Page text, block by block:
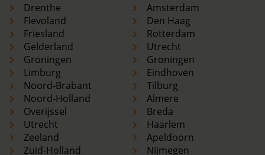
Drenthe
Flevoland
Friesland
Gelderland
Groningen
Limburg
Noord-Brabant
Noord-Holland
Overijssel
Utrecht
Zeeland
Zuid-Holland
Amsterdam
Den Haag
Rotterdam
Utrecht
Groningen
Eindhoven
Tilburg
Almere
Breda
Haarlem
Apeldoorn
Nijmegen